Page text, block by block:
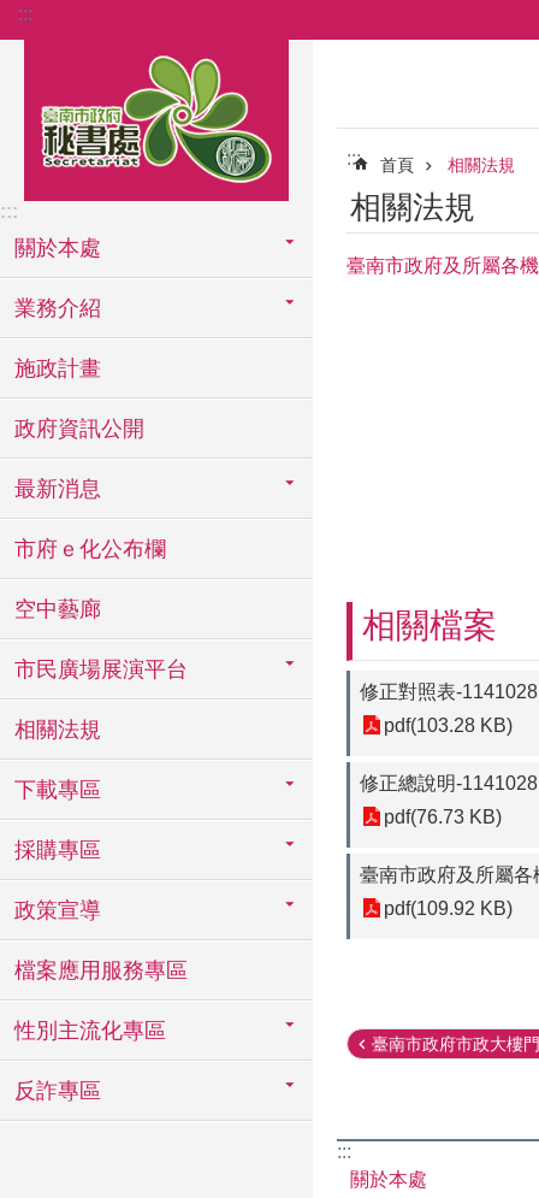
跳到主要內容區塊
:::
:::
關於本處
業務介紹
施政計畫
政府資訊公開
最新消息
市府ｅ化公布欄
空中藝廊
市民廣場展演平台
相關法規
下載專區
採購專區
政策宣導
檔案應用服務專區
性別主流化專區
反詐專區
::: 首頁 相關法規
相關法規
臺南市政府及所屬各
相關檔案
修正對照表-1141028
pdf(103.28 KB)
修正總說明-1141028
pdf(76.73 KB)
臺南市政府及所屬
pdf(109.92 KB)
臺南市政府市政大樓
:::
關於本處